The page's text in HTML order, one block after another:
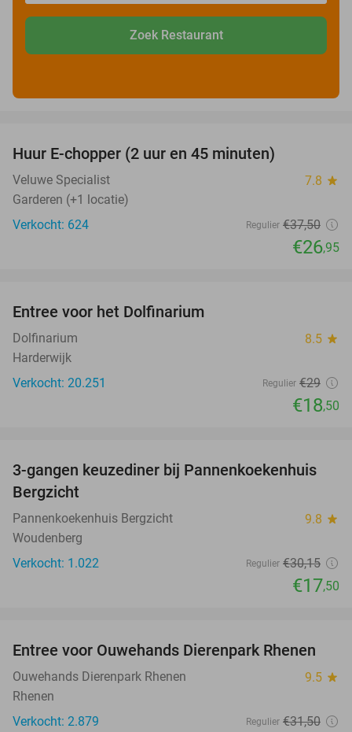
Zoek Restaurant
Huur E-chopper (2 uur en 45 minuten)
Veluwe Specialist 7.8 star
Garderen (+1 locatie)
Verkocht: 624
Regulier €37,50
€26,95
Entree voor het Dolfinarium
Dolfinarium 8.5 star
Harderwijk
Verkocht: 20.251
Regulier €29
€18,50
42%
3-gangen keuzediner bij Pannenkoekenhuis
Bergzicht
Pannenkoekenhuis Bergzicht 9.8 star
Woudenberg
Verkocht: 1.022
Regulier €30,15
€17,50
19%
Entree voor Ouwehands Dierenpark Rhenen
Ouwehands Dierenpark Rhenen 9.5 star
Rhenen
Verkocht: 2.879
Regulier €31,50